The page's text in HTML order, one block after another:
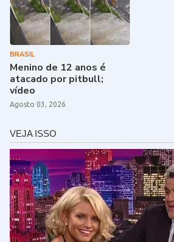
BRASIL
Menino de 12 anos é
atacado por pitbull;
vídeo
Agosto 03, 2026